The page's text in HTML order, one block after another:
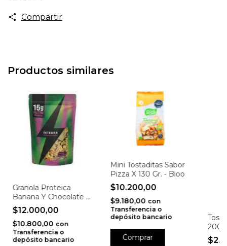
Compartir
Productos similares
Granola Proteica
Banana Y Chocolate X
250 Gr. - Integra
$12.000,00
$10.800,00 con
Transferencia o
depósito bancario
Mini Tostaditas Sabor
Pizza X 130 Gr. - Bioo
$10.200,00
$9.180,00 con
Transferencia o
depósito bancario
200